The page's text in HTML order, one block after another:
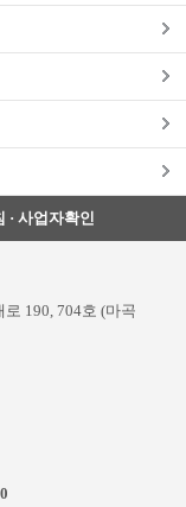
>
>
>
>
>
· 사업자확인
190, 704호 (마곡